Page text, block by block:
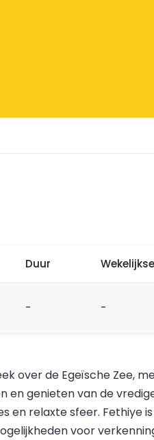
Duur
- -
over de Egeïsche Zee,
genieten van de
en relaxte sfeer.
voor